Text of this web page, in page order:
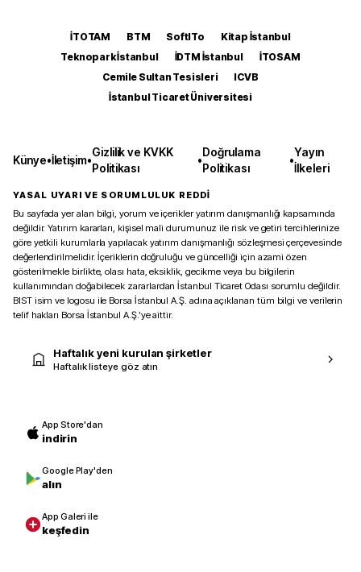
İTOTAM BTM SoftITo
Kitap İstanbul
Teknopark İstanbul
İDTM İstanbul
İTOSAM
Cemile Sultan Tesisleri
ICVB
İstanbul Ticaret Üniversitesi
Künye•İletişim•
Gizlilik ve KVKK
Politikası
•
Doğrulama
Politikası
•
Yayın
İlkeleri
YASAL UYARI VE SORUMLULUK REDDİ
Bu sayfada yer alan bilgi, yorum ve içerikler yatırım danışmanlığı kapsamında
değildir. Yatırım kararları, kişisel mali durumunuz ile risk ve getiri tercihlerinize
göre yetkili kurumlarla yapılacak yatırım danışmanlığı sözleşmesi çerçevesinde
değerlendirilmelidir. İçeriklerin doğruluğu ve güncelliği için azami özen
gösterilmekle birlikte, olası hata, eksiklik, gecikme veya bu bilgilerin
kullanımından doğabilecek zararlardan İstanbul Ticaret Odası sorumlu değildir.
BIST isim ve logosu ile Borsa İstanbul A.Ş. adına açıklanan tüm bilgi ve verilerin
telif hakları Borsa İstanbul A.Ş.’ye aittir.
Haftalık yeni kurulan şirketler
Haftalık listeye göz atın
App Store'dan
indirin
Google Play'den
alın
App Galeri ile
keşfedin